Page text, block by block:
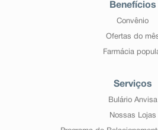
Benefícios
Convênio
Ofertas do
Farmácia
Serviços
Bulário Anvisa
Nossas Lojas